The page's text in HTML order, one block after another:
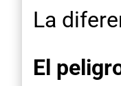
La
El